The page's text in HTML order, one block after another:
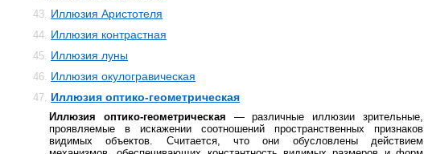
43. Иллюзия Аристотеля
44. Иллюзия контрастная
45. Иллюзия луны
46. Иллюзия окулогравическая
47. Иллюзия оптико-геометрическая
Иллюзия оптико-геометрическая — различные иллюзии зрительные,
проявляемые в искажении соотношений пространственных признаков
видимых объектов. Считается, что они обусловлены действием